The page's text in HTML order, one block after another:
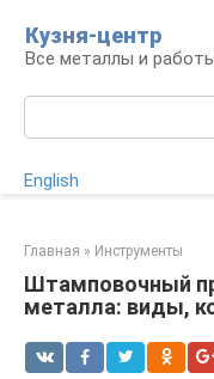
контенту
Кузня-центр
Все металлы и
English
Главная » Инструменты
Штамповочный
металла: виды,